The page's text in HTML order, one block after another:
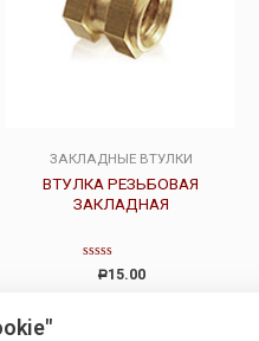
ЗАКЛАДНЫЕ ВТУЛКИ
ВТУЛКА РЕЗЬБОВАЯ
ЗАКЛАДНАЯ
Оценка
Р15.00